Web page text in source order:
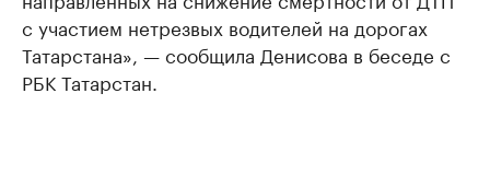
с участием нетрезвых водителей на дорогах
Татарстана», — сообщила Денисова в беседе с
РБК Татарстан.